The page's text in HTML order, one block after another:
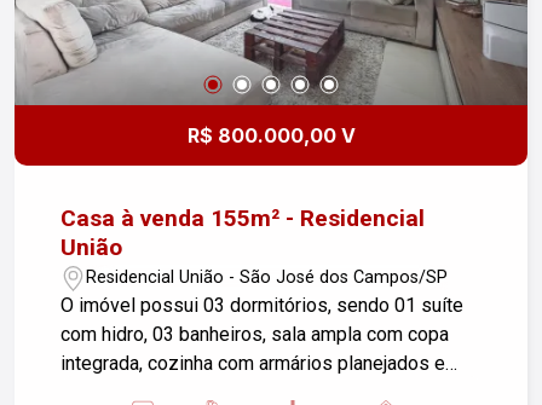
R$ 800.000,00 V
Casa à venda 155m² - Residencial
União
Residencial União - São José dos Campos/SP
O imóvel possui 03 dormitórios, sendo 01 suíte
com hidro, 03 banheiros, sala ampla com copa
integrada, cozinha com armários planejados e